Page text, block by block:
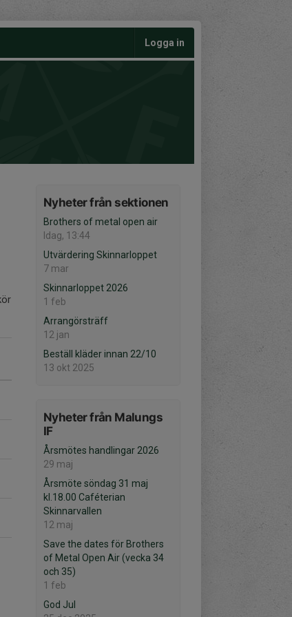
Logga in
Nyheter från sektionen
Brothers of metal open air
Idag, 13:44
Utvärdering Skinnarloppet
7 mar
Skinnarloppet 2026
1 feb
Arrangörsträff
12 jan
Beställ kläder innan 22/10
13 okt 2025
Nyheter från Malungs
IF
Årsmötes handlingar 2026
29 maj
Årsmöte söndag 31 maj
kl.18.00 Caféterian
Skinnarvallen
12 maj
Save the dates för Brothers
of Metal Open Air (vecka 34
och 35)
1 feb
God Jul